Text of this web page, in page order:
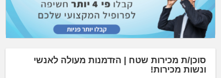
סוכן/ת מכירות שטח | הזדמנות מעולה לאנשי
ונשות מכירות!